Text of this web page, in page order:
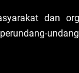
dan